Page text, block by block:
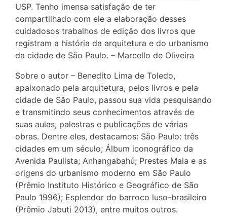
USP. Tenho imensa satisfação de ter
compartilhado com ele a elaboração desses
cuidadosos trabalhos de edição dos livros que
registram a história da arquitetura e do urbanismo
da cidade de São Paulo. – Marcello de Oliveira
Sobre o autor – Benedito Lima de Toledo,
apaixonado pela arquitetura, pelos livros e pela
cidade de São Paulo, passou sua vida pesquisando
e transmitindo seus conhecimentos através de
suas aulas, palestras e publicações de várias
obras. Dentre eles, destacamos: São Paulo: três
cidades em um século; Álbum iconográfico da
Avenida Paulista; Anhangabahú; Prestes Maia e as
origens do urbanismo moderno em São Paulo
(Prêmio Instituto Histórico e Geográfico de São
Paulo 1996); Esplendor do barroco luso-brasileiro
(Prêmio Jabuti 2013), entre muitos outros.